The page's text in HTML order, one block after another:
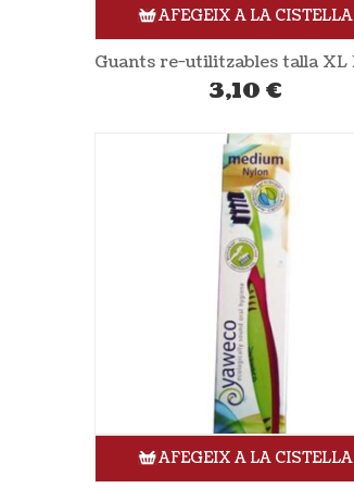
AFEGEIX A LA CISTELLA
3,10 €
AFEGEIX A LA CISTELLA